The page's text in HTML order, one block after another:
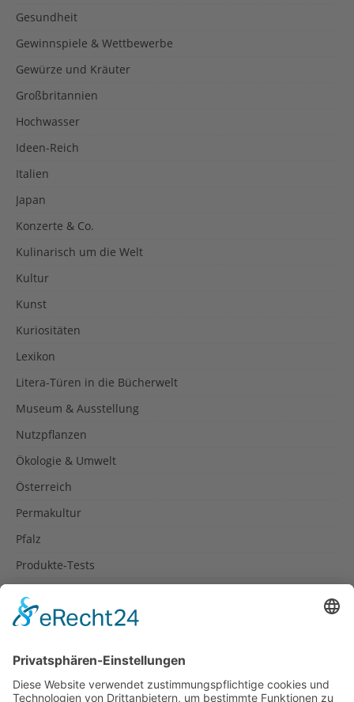
Gesundheit
Gewinnspiele & Wettbewerbe
Gewürze und Kräuter
Großbritannien
Hochwasser
Ideen-Reich
Italien
Japan
Konzerte & Co.
Kulinarisch um die Welt
Kultur
Kunst
Kuriositäten
Lexikon
Litera-Türen in die Bücherwelt
Museum & Ausstellung
Nutzpflanzen
Ökologie & Umwelt
Österreich
Permakultur
Pfalz
Produkte-Tests
Rezepte
Spanien
Südtirol